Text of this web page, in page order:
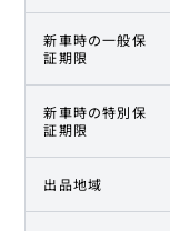
新車時の一般保
証期限
新車時の特別保
証期限
出品地域